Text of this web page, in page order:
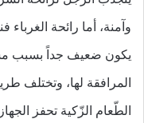
وآمنة، أما رائحة الغرباء
يكون ضعيف جداً بسبب
المرافقة لها، وتختلف
الطّعام الزّكية تحفز